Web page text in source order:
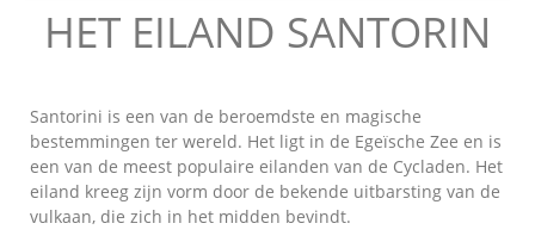
HET EILAND SANTORIN
Santorini is een van de beroemdste en magische
bestemmingen ter wereld. Het ligt in de Egeïsche Zee en is
een van de meest populaire eilanden van de Cycladen. Het
eiland kreeg zijn vorm door de bekende uitbarsting van de
vulkaan, die zich in het midden bevindt.